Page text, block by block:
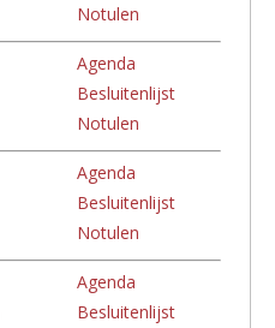
Notulen
Agenda
Besluitenlijst
Notulen
Agenda
Besluitenlijst
Notulen
Agenda
Besluitenlijst